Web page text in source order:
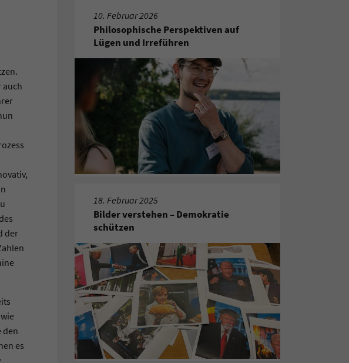
auch
der
den
es
10. Februar 2026
Philosophische Perspektiven auf
Lügen und Irreführen
18. Februar 2025
Bilder verstehen – Demokratie
schützen